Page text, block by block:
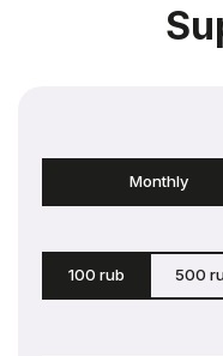
Monthly
100 rub 500